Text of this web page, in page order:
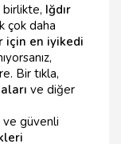
Iğdır
çok daha
için en iyikedi
Bir tıkla,
ve diğer
ve güvenli